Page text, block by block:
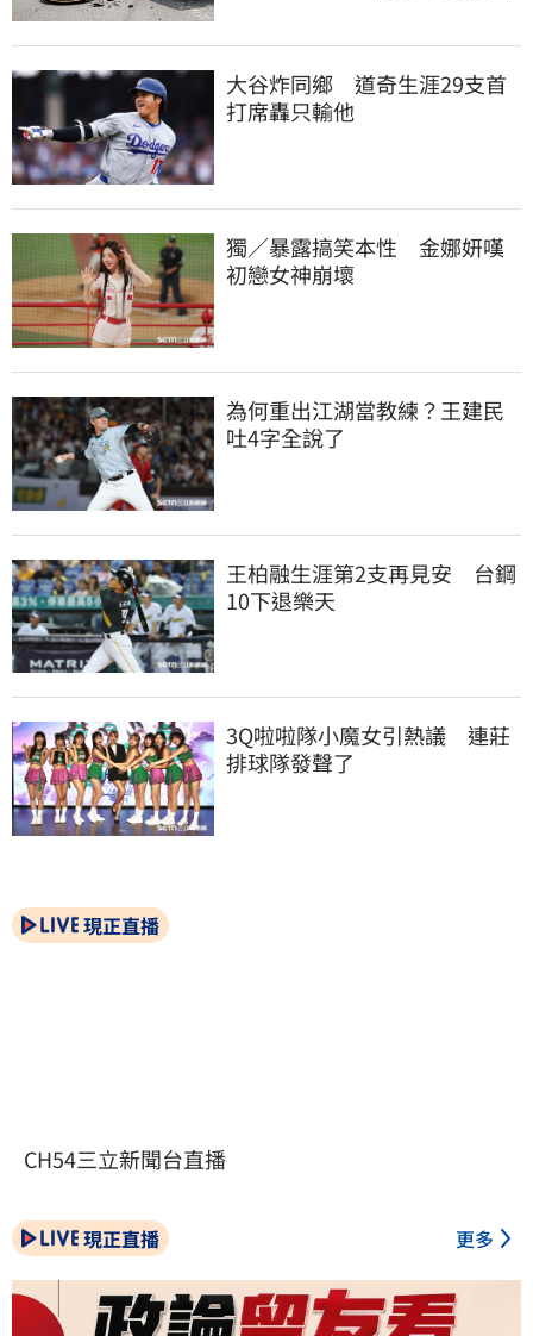
大谷炸同鄉　道奇生涯29支首
打席轟只輸他
獨／暴露搞笑本性　金娜妍嘆
初戀女神崩壞
為何重出江湖當教練？王建民
吐4字全說了
王柏融生涯第2支再見安　台鋼
10下退樂天
3Q啦啦隊小魔女引熱議　連莊
排球隊發聲了
現正直播
CH54三立新聞台直播
現正直播 更多